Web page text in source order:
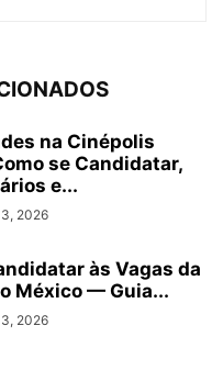
na Cinépolis
se Candidatar,
e...
2026
às Vagas da
México — Guia...
2026